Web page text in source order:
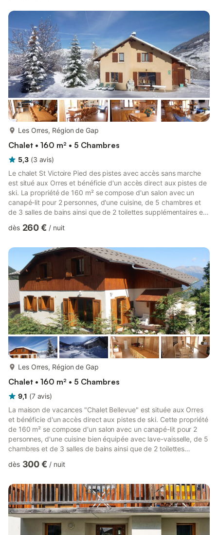
Les Orres, Région de Gap
Chalet • 160 m² • 5 Chambres
5,3 (3 avis)
Le chalet St Victoire Pied des pistes avec accès sans marche
est situé aux Orres et bénéficie d'un accès direct aux pistes de
ski. La propriété de 160 m² se compose d'un salon avec un
canapé-lit pour 2 personnes, d'une cuisine, de 5 chambres et
de 3 salles de bains ainsi que de 2 toilettes supplémentaires et
supplémentaires comprennent le Wi-Fi, une télévision ainsi
également disponibles. Cet hébergement ne propose pas : la
climatisation. Cette location de vacances offre un espace...
dès 260 € / nuit
Les Orres, Région de Gap
Chalet • 160 m² • 5 Chambres
9,1 (7 avis)
La maison de vacances "Chalet Bellevue" est située aux Orres
et bénéficie d'un accès direct aux pistes de ski. Cette propriété
de 160 m² se compose d'un salon avec un canapé-lit pour 2
personnes, d'une cuisine bien équipée avec lave-vaisselle, de 5
chambres et de 3 salles de bains ainsi que de 2 toilettes
équipements supplémentaires comprennent le Wi-Fi, une
plus, un sauna privé est disponible dans la propriété. 2 lits bébé
et une chaise haute sont également disponibles....
dès 300 € / nuit